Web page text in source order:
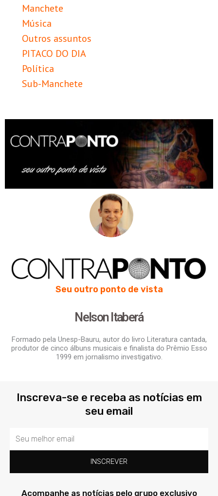
Manchete
Música
Outros assuntos
PITACO DO DIA
Política
Sub-Manchete
Seu outro ponto de vista
Nelson Itaberá
Formado pela Unesp-Bauru, autor do livro Literatura cantada,
produtor de cinco álbuns musicais e finalista do Prêmio Esso
1999 em jornalismo investigativo.
Inscreva-se e receba as notícias em
seu email
Email
INSCREVER
Acompanhe as notícias pelo grupo exclusivo